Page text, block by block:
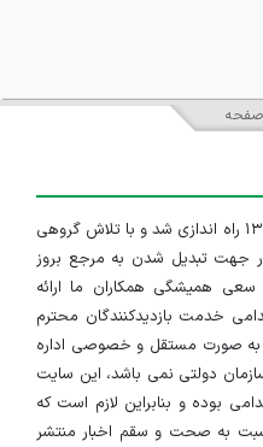
صفحه
سایت ایران استخدام در تاریخ ۱۳۹۱/۱/۱۰ راه اندازی شد و با تلاش گروهی
جهت تبدیل شدن به مرجع بروز
همیشگی همکاران ما ارائه
خدمت بازدیدکنندگان محترم
به صورت مستقل و خصوصی اداره
دولتی نمی باشد، این سایت
بوده و بنابراین لازم است که
به صحت و سقم اخبار منتشر